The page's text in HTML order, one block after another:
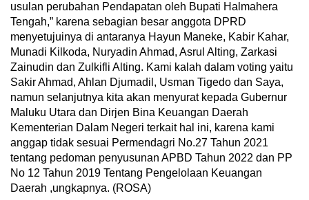
usulan perubahan Pendapatan oleh Bupati Halmahera
Tengah,” karena sebagian besar anggota DPRD
menyetujuinya di antaranya Hayun Maneke, Kabir Kahar,
Munadi Kilkoda, Nuryadin Ahmad, Asrul Alting, Zarkasi
Zainudin dan Zulkifli Alting. Kami kalah dalam voting yaitu
Sakir Ahmad, Ahlan Djumadil, Usman Tigedo dan Saya,
namun selanjutnya kita akan menyurat kepada Gubernur
Maluku Utara dan Dirjen Bina Keuangan Daerah
Kementerian Dalam Negeri terkait hal ini, karena kami
anggap tidak sesuai Permendagri No.27 Tahun 2021
tentang pedoman penyusunan APBD Tahun 2022 dan PP
No 12 Tahun 2019 Tentang Pengelolaan Keuangan
Daerah ,ungkapnya. (ROSA)